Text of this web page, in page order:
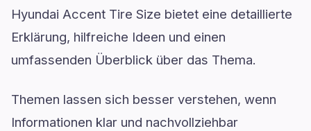
Hyundai Accent Tire Size bietet eine detaillierte
Erklärung, hilfreiche Ideen und einen
umfassenden Überblick über das Thema.
Themen lassen sich besser verstehen, wenn
Informationen klar und nachvollziehbar